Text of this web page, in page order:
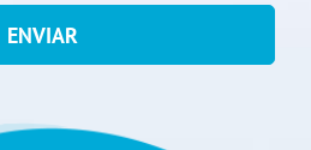
ENVIAR